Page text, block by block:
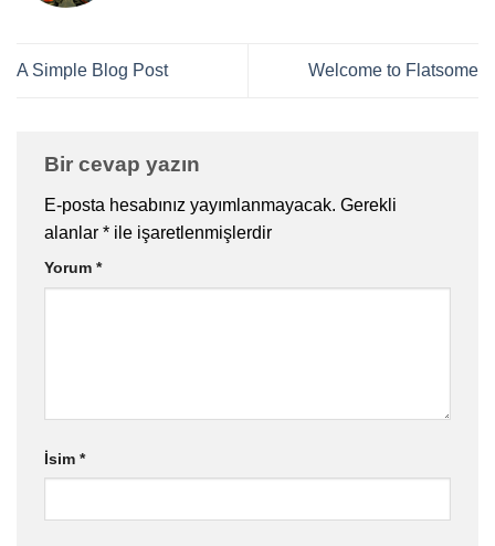
A Simple Blog Post Welcome to Flatsome
Bir cevap yazın
E-posta hesabınız yayımlanmayacak. Gerekli
alanlar * ile işaretlenmişlerdir
Yorum *
İsim *